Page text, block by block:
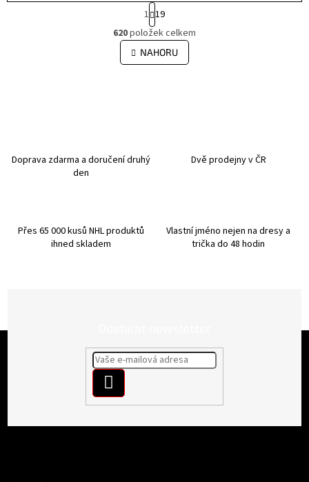
O
v
l
á
S
t
r
á
n
k
1 19
620položek celkem
NAHORU
Doprava zdarma a doručení druhý
den
Dvě prodejny v ČR
Přes 65 000 kusů NHL produktů
ihned skladem
Vlastní jméno nejen na dresy a
trička do 48 hodin
SE